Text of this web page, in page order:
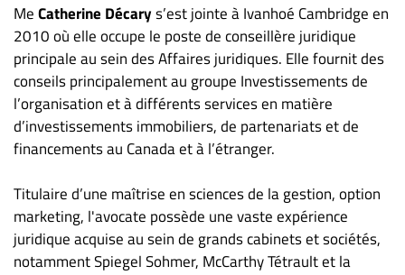
MeCatherine Décarys’est jointe à Ivanhoé Cambridge en
2010 où elle occupe le poste de conseillère juridique
principale au sein des Affaires juridiques. Elle fournit des
conseils principalement au groupe Investissements de
l’organisation et à différents services en matière
d’investissements immobiliers, de partenariats et de
financements au Canada et à l’étranger.
Titulaire d’une maîtrise en sciences de la gestion, option
marketing, l'avocate possède une vaste expérience
juridique acquise au sein de grands cabinets et sociétés,
notamment Spiegel Sohmer, McCarthy Tétrault et la